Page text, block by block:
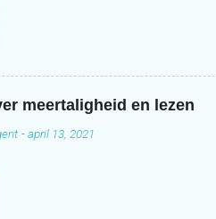
meertaligheid en lezen
-april 13, 2021